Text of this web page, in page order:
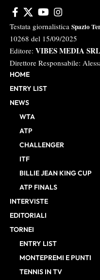
Testata giornalistica Spazio
10268 del 15/09/2025
Editore: VIBES MEDIA SRL
Direttore Responsabile:
HOME
ENTRY LIST
NEWS
WTA
ATP
CHALLENGER
ITF
BILLIE JEAN KING CUP
ATP FINALS
INTERVISTE
EDITORIALI
TORNEI
ENTRY LIST
MONTEPREMI E PUNTI
TENNIS IN TV